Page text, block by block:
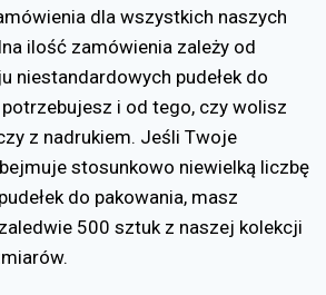
dla wszystkich naszych
ilość zamówienia zależy od
niestandardowych pudełek do
i od tego, czy wolisz
z nadrukiem. Jeśli Twoje
stosunkowo niewielką liczbę
do pakowania, masz
500 sztuk z naszej kolekcji